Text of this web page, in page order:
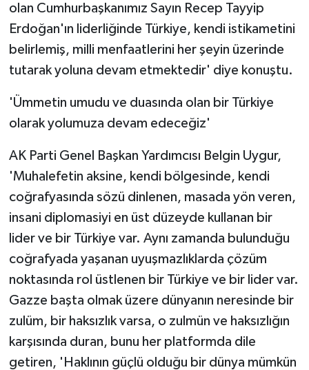
olan Cumhurbaşkanımız Sayın Recep Tayyip
Erdoğan'ın liderliğinde Türkiye, kendi istikametini
belirlemiş, milli menfaatlerini her şeyin üzerinde
tutarak yoluna devam etmektedir' diye konuştu.
'Ümmetin umudu ve duasında olan bir Türkiye
olarak yolumuza devam edeceğiz'
AK Parti Genel Başkan Yardımcısı Belgin Uygur,
'Muhalefetin aksine, kendi bölgesinde, kendi
coğrafyasında sözü dinlenen, masada yön veren,
insani diplomasiyi en üst düzeyde kullanan bir
lider ve bir Türkiye var. Aynı zamanda bulunduğu
coğrafyada yaşanan uyuşmazlıklarda çözüm
noktasında rol üstlenen bir Türkiye ve bir lider var.
Gazze başta olmak üzere dünyanın neresinde bir
zulüm, bir haksızlık varsa, o zulmün ve haksızlığın
karşısında duran, bunu her platformda dile
getiren, 'Haklının güçlü olduğu bir dünya mümkün